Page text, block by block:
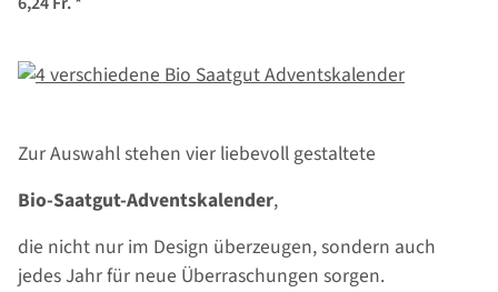
Zur Auswahl stehen vier liebevoll gestaltete
Bio-Saatgut-Adventskalender,
die nicht nur im Design überzeugen, sondern auch
jedes Jahr für neue Überraschungen sorgen.